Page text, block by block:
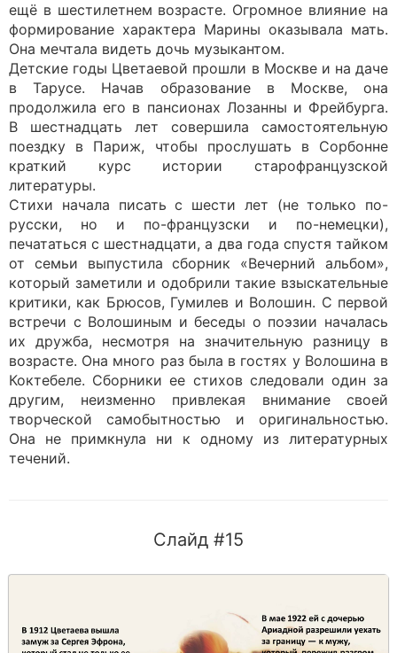
ещё в шестилетнем возрасте. Огромное влияние на
формирование характера Марины оказывала мать.
Она мечтала видеть дочь музыкантом.
Детские годы Цветаевой прошли в Москве и на даче
в Тарусе. Начав образование в Москве, она
продолжила его в пансионах Лозанны и Фрейбурга.
В шестнадцать лет совершила самостоятельную
поездку в Париж, чтобы прослушать в Сорбонне
краткий курс истории старофранцузской
литературы.
Стихи начала писать с шести лет (не только по-
русски, но и по-французски и по-немецки),
печататься с шестнадцати, а два года спустя тайком
от семьи выпустила сборник «Вечерний альбом»,
который заметили и одобрили такие взыскательные
критики, как Брюсов, Гумилев и Волошин. С первой
встречи с Волошиным и беседы о поэзии началась
их дружба, несмотря на значительную разницу в
возрасте. Она много раз была в гостях у Волошина в
Коктебеле. Сборники ее стихов следовали один за
другим, неизменно привлекая внимание своей
творческой самобытностью и оригинальностью.
Она не примкнула ни к одному из литературных
течений.
Слайд #15